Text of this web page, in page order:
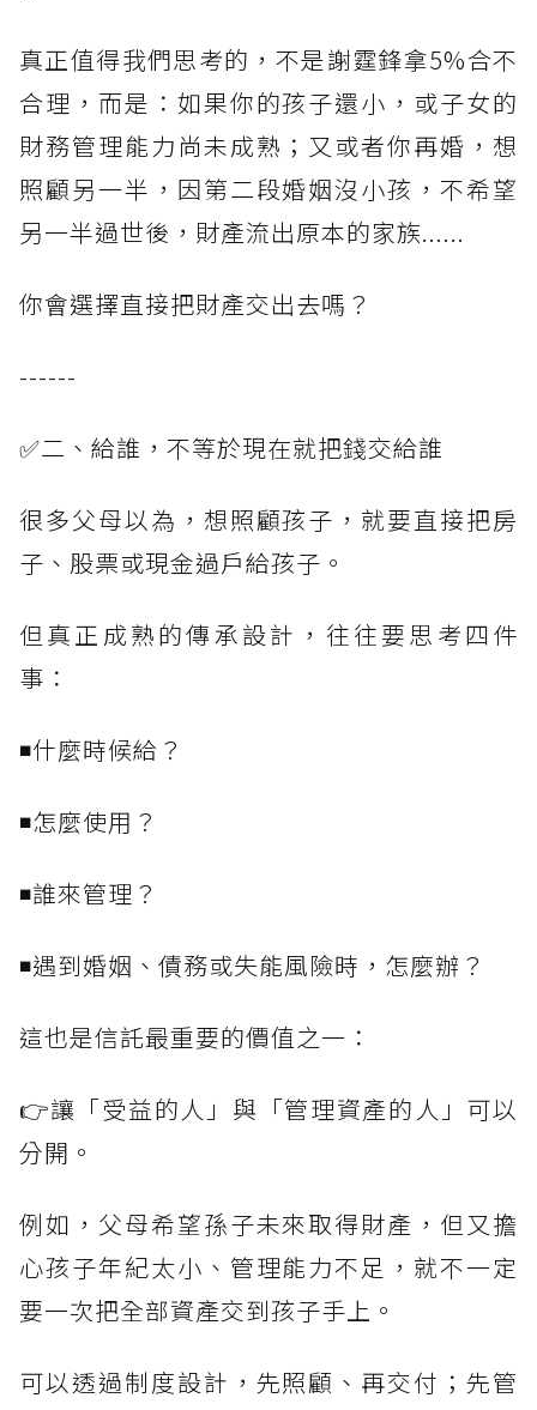
真正值得我們思考的，不是謝霆鋒拿5%合不
合理，而是：如果你的孩子還小，或子女的
財務管理能力尚未成熟；又或者你再婚，想
照顧另一半，因第二段婚姻沒小孩，不希望
另一半過世後，財產流出原本的家族......
你會選擇直接把財產交出去嗎？
------
✅二、給誰，不等於現在就把錢交給誰
很多父母以為，想照顧孩子，就要直接把房
子、股票或現金過戶給孩子。
但真正成熟的傳承設計，往往要思考四件
事：
◾什麼時候給？
◾怎麼使用？
◾誰來管理？
◾遇到婚姻、債務或失能風險時，怎麼辦？
這也是信託最重要的價值之一：
👉讓「受益的人」與「管理資產的人」可以
分開。
例如，父母希望孫子未來取得財產，但又擔
心孩子年紀太小、管理能力不足，就不一定
要一次把全部資產交到孩子手上。
可以透過制度設計，先照顧、再交付；先管